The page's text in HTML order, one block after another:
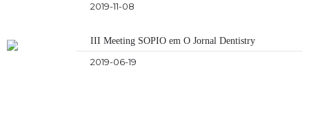
2019-11-08
III Meeting SOPIO em O Jornal Dentistry
2019-06-19